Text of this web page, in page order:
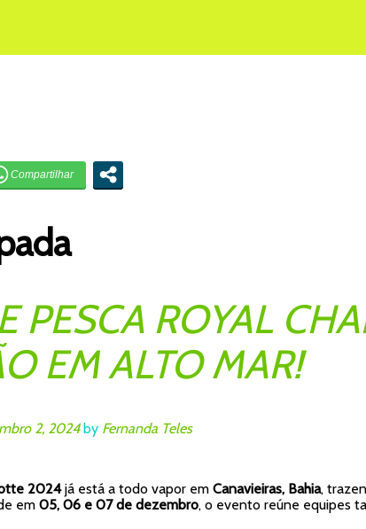
PESCA ROYAL
EM ALTO MAR!
2, 2024by Fernanda Teles
2024já está a todo vapor em Canavieiras, Bahia,
em 05, 06 e 07 de dezembro, o evento reúne equipes